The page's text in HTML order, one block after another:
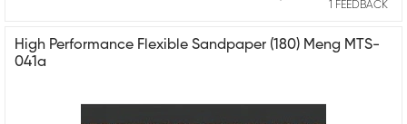
1 FEEDBACK
High Performance Flexible Sandpaper (180) Meng MTS-
041a